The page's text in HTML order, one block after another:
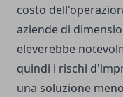
costo
aziende di
eleverebbe
quindi i rischi
una soluzione